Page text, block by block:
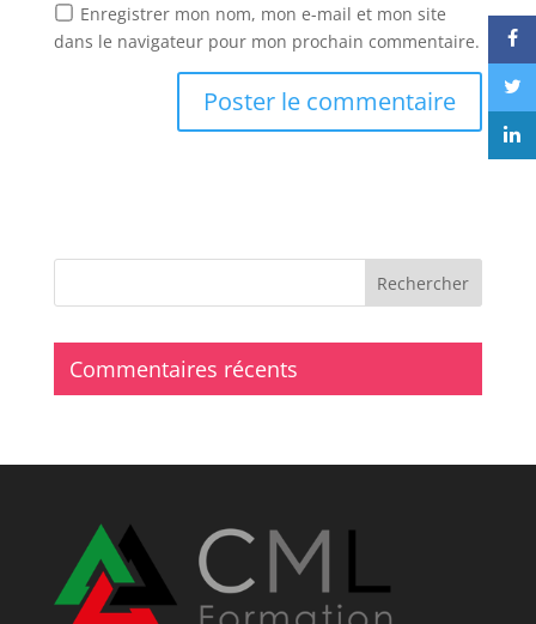
Enregistrer mon nom, mon e-mail et mon site
dans le navigateur pour mon prochain commentaire.
Commentaires récents